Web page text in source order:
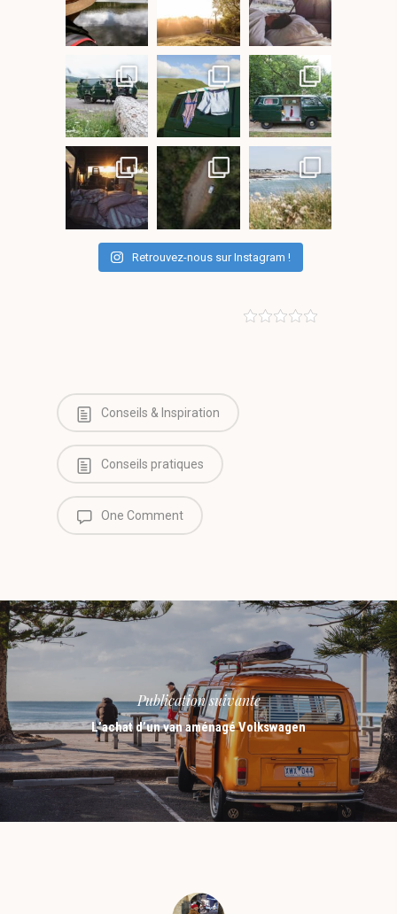
Retrouvez-nous sur Instagram !
Conseils & Inspiration
Conseils pratiques
One Comment
Publication suivante
L’achat d’un van aménagé Volkswagen